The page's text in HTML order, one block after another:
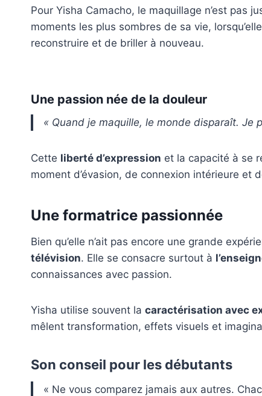
Pour Yisha Camacho, le maquillage n’est pas
moments les plus sombres de sa vie,
reconstruire et de briller à nouveau.
Une passion née de la douleur
« Quand je maquille, le monde disparaît. Je
Cette liberté d’expression et la capacité à se
moment d’évasion, de connexion intérieure et
Une formatrice passionnée
Bien qu’elle n’ait pas encore une grande
télévision. Elle se consacre surtout à
connaissances avec passion.
Yisha utilise souvent la caractérisation avec
mêlent transformation, effets visuels et
Son conseil pour les débutants
« Ne vous comparez jamais aux autres.